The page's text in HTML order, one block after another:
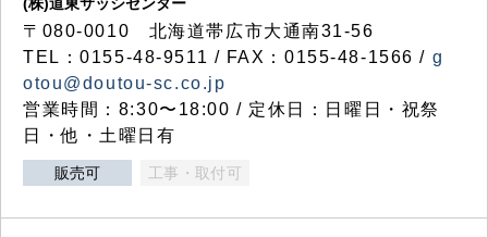
〒080-0010 北海道帯広市大通南31-56
TEL：0155-48-9511 / FAX：0155-48-1566 / g
otou@doutou-sc.co.jp
営業時間：8:30〜18:00 / 定休日：日曜日・祝祭
日・他・土曜日有
販売可 工事・取付可